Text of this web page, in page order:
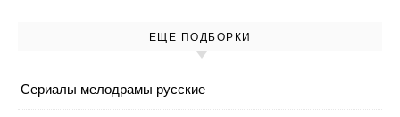
ЕЩЕ ПОДБОРКИ
Cериалы мелодрамы русские